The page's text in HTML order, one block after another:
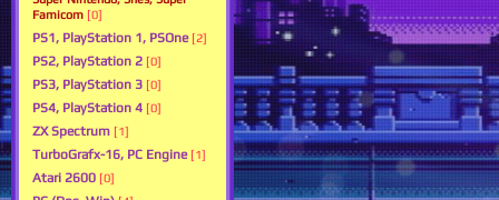
Famicom [0]
PS1, PlayStation 1, PSOne [2]
PS2, PlayStation 2 [0]
PS3, PlayStation 3 [0]
PS4, PlayStation 4 [0]
ZX Spectrum [1]
TurboGrafx-16, PC Engine [1]
Atari 2600 [0]